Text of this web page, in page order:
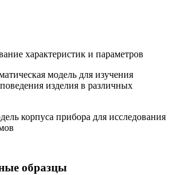
характеристик и параметров
модель для изучения
изделия в различных
корпуса прибора для исследования
образцы